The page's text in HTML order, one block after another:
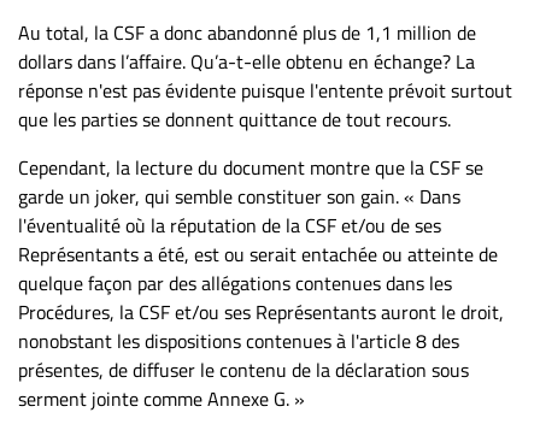
Au total, la CSF a donc abandonné plus de 1,1 million de
dollars dans l’affaire. Qu’a-t-elle obtenu en échange? La
réponse n'est pas évidente puisque l'entente prévoit surtout
que les parties se donnent quittance de tout recours.
Cependant, la lecture du document montre que la CSF se
garde un joker, qui semble constituer son gain. « Dans
l'éventualité où la réputation de la CSF et/ou de ses
Représentants a été, est ou serait entachée ou atteinte de
quelque façon par des allégations contenues dans les
Procédures, la CSF et/ou ses Représentants auront le droit,
nonobstant les dispositions contenues à l'article 8 des
présentes, de diffuser le contenu de la déclaration sous
serment jointe comme Annexe G. »